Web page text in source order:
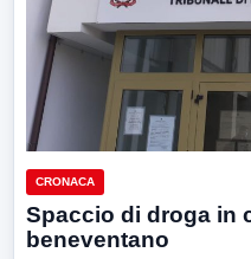
CRONACA
Spaccio di droga in
beneventano